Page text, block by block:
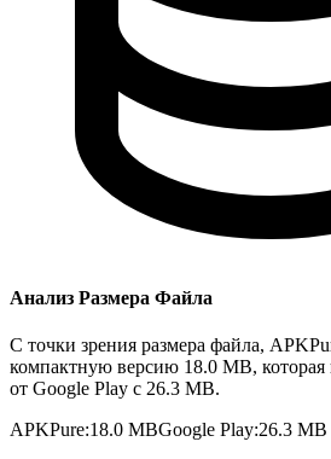
Анализ Размера Файла
С точки зрения размера файла,
компактную версию 18.0 MB,
от Google Play с 26.3 MB.
APKPure:18.0 MBGoogle Play:26.3 MB